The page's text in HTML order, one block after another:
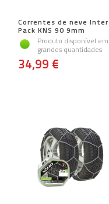
Correntes de neve Inter
Pack KNS 90 9mm
Produto disponível em
grandes quantidades
34,99 €